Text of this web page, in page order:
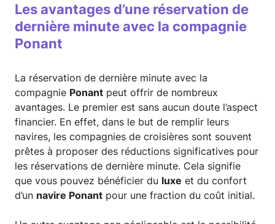
Les avantages d’une réservation de
dernière minute avec la compagnie
Ponant
La réservation de dernière minute avec la
compagnie Ponant peut offrir de nombreux
avantages. Le premier est sans aucun doute l’aspect
financier. En effet, dans le but de remplir leurs
navires, les compagnies de croisières sont souvent
prêtes à proposer des réductions significatives pour
les réservations de dernière minute. Cela signifie
que vous pouvez bénéficier du luxe et du confort
d’un navire Ponant pour une fraction du coût initial.